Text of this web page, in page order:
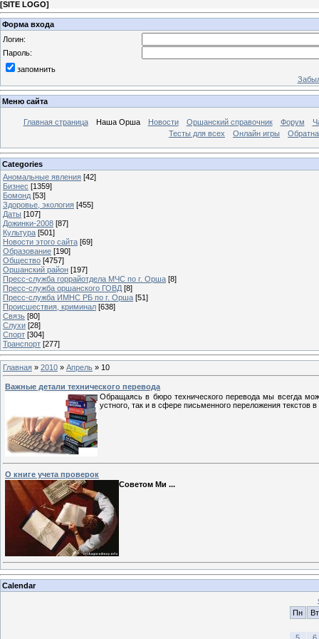
[SITE LOGO]
Форма входа
Логин:
Пароль:
запомнить
Меню сайта
Главная страница Наша Орша Новости Оршанский справочник Форум
Тесты для всех
Онлайн игры
Categories
Аномальные явления [42]
Бизнес [1359]
Бомонд [53]
Здоровье, экология [455]
Даты [107]
Дожинки-2008 [87]
Культура [501]
Новости этого сайта [69]
Образование [190]
Общество [4757]
Оршанский район [197]
Пресс-служба горрайотдела МЧС по г. Орша [8]
Пресс-служба оршанского ГОВД [8]
Пресс-служба ИМНС РБ по г. Орша [51]
Проиcшествия, криминал [638]
Связь [80]
Слухи [28]
Спорт [304]
Транспорт [277]
Главная » 2010 » Апрель » 10
Важные детали технического перевода
Обращаясь в бюро технического перевода мы всегда
устного, так и в сфере письменного переложения текстов
О книге учета проверок
Советом Ми ...
Calendar
Пн
Вт